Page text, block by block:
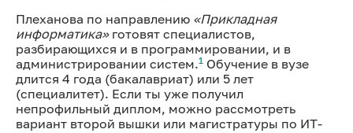
Плеханова по направлению «Прикладная
информатика»готовят специалистов,
разбирающихся и в программировании, и в
администрировании систем.1 Обучение в вузе
длится 4 года (бакалавриат) или 5 лет
(специалитет). Если ты уже получил
непрофильный диплом, можно рассмотреть
вариант второй вышки или магистратуры по ИТ-